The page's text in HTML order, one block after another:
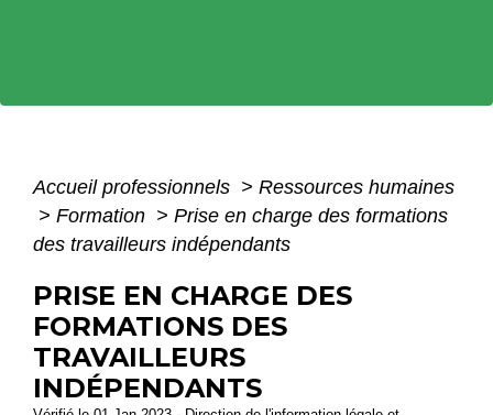
Accueil professionnels > Ressources humaines
> Formation > Prise en charge des formations
des travailleurs indépendants
PRISE EN CHARGE DES
FORMATIONS DES
TRAVAILLEURS
INDÉPENDANTS